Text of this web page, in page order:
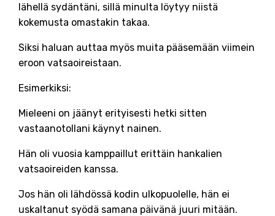
lähellä sydäntäni, sillä minulta löytyy niistä
kokemusta omastakin takaa.
Siksi haluan auttaa myös muita pääsemään viimein
eroon vatsaoireistaan.
Esimerkiksi:
Mieleeni on jäänyt erityisesti hetki sitten
vastaanotollani käynyt nainen.
Hän oli vuosia kamppaillut erittäin hankalien
vatsaoireiden kanssa.
Jos hän oli lähdössä kodin ulkopuolelle, hän ei
uskaltanut syödä samana päivänä juuri mitään.